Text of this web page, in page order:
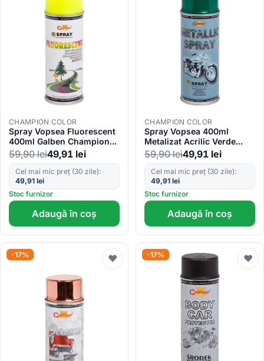
CHAMPION COLOR
Spray Vopsea Fluorescent
400ml Galben Champion
Color
59,90lei49,91 lei
Cel mai mic preț (30 zile):
49,91 lei
Stoc furnizor
Adaugă în coș
CHAMPION COLOR
Spray Vopsea 400ml
Metalizat Acrilic Verde
Champion Color
59,90lei49,91 lei
Cel mai mic preț (30 zile):
49,91 lei
Stoc furnizor
Adaugă în coș
-17% ♥ -17% ♥